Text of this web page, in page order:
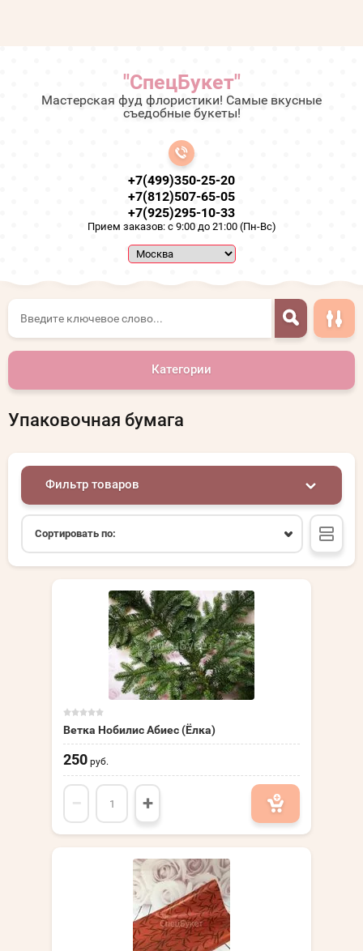
"СпецБукет"
Мастерская фуд флористики! Самые вкусные
съедобные букеты!
+7(499)350-25-20
+7(812)507-65-05
+7(925)295-10-33
Прием заказов: с 9:00 до 21:00 (Пн-Вс)
Категории
Упаковочная бумага
Фильтр товаров
Сортировать по:
Ветка Нобилис Абиес (Ёлка)
250 руб.
− +